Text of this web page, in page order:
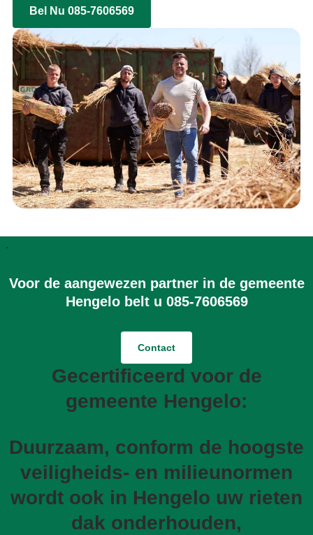
Bel Nu 085-7606569
.
Voor de aangewezen partner in de gemeente
Hengelo belt u 085-7606569
Contact
Gecertificeerd voor de
gemeente Hengelo:
Duurzaam, conform de hoogste
veiligheids- en milieunormen
wordt ook in Hengelo uw rieten
dak onderhouden,